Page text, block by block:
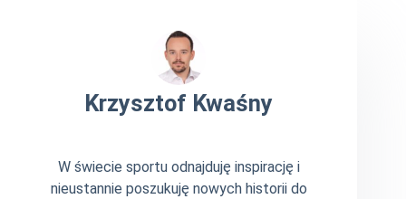
Krzysztof Kwaśny
W świecie sportu odnajduję inspirację i
nieustannie poszukuję nowych historii do